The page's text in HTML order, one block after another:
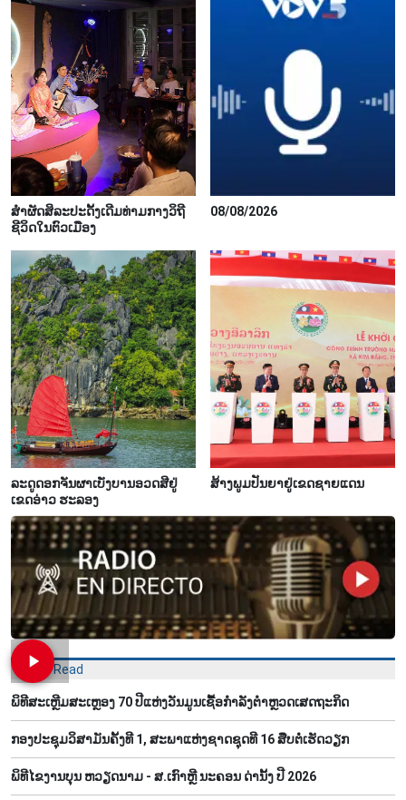
ສຳຜັດສິລະປະດັ້ງເດີມທ່າມກາງວິຖີ
ຊີວິດໃນຕົວເມືອງ
08/08/2026
ລະດູດອກຈັນຜາເບັ່ງບານອວດສີຢູ່
ເຂດອ່າວ ຮະລອງ
ສ້າງພູມປັນຍາຢູ່ເຂດຊາຍແດນ
Most Read
ພິທີສະເຫຼີມສະເຫຼອງ 70 ປີແຫ່ງວັນມູນເຊື້ອກຳລັງຕຳຫຼວດເສດຖະກິດ
ກອງປະຊຸມວິສາມັນຄັ້ງທີ 1, ສະພາແຫ່ງຊາດຊຸດທີ 16 ສືບຕໍ່ເຮັດວຽກ
ພິທີໄຂງານບຸນ ຫວຽດນາມ - ສ.ເກົາຫຼີ ນະຄອນ ດ່ານັ້ງ ປີ 2026